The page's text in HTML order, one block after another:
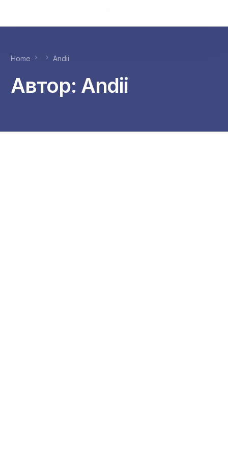
Home Andii
Автор: Andii